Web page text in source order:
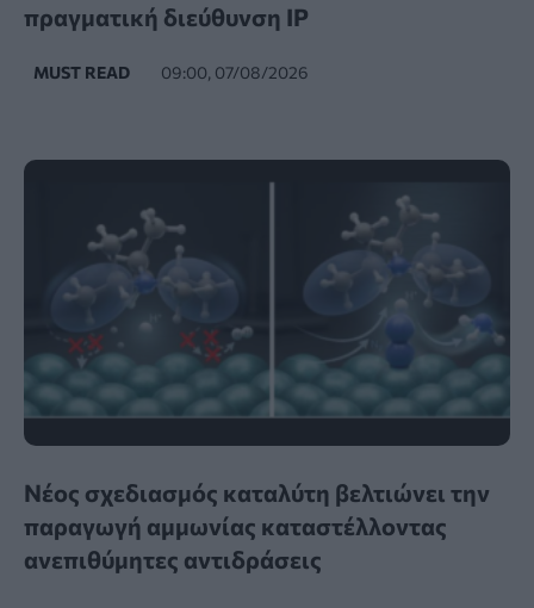
πραγματική διεύθυνση IP
MUST READ 09:00, 07/08/2026
Νέος σχεδιασμός καταλύτη βελτιώνει την
παραγωγή αμμωνίας καταστέλλοντας
ανεπιθύμητες αντιδράσεις